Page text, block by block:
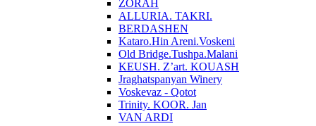
ZORAH
ALLURIA. TAKRI.
BERDASHEN
Kataro.Hin Areni.Voskeni
Old Bridge.Tushpa.Malani
KEUSH. Z’art. KOUASH
Jraghatspanyan Winery
Voskevaz - Qotot
Trinity. KOOR. Jan
VAN ARDI